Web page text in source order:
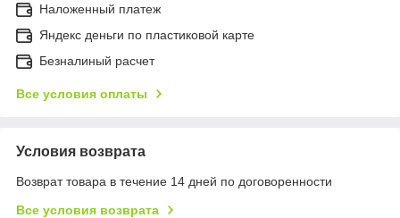
Наложенный платеж
Яндекс деньги по пластиковой карте
Безналиный расчет
Все условия оплаты
Условия возврата
Возврат товара в течение 14 дней по договоренности
Все условия возврата